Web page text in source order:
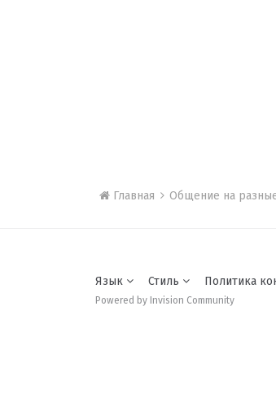
Главная Общение на
Язык Стиль Политика
Powered by Invision Community